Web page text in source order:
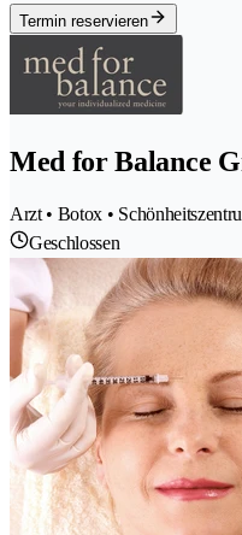
Termin reservieren
Med for Balance
Arzt • Botox •
Geschlossen